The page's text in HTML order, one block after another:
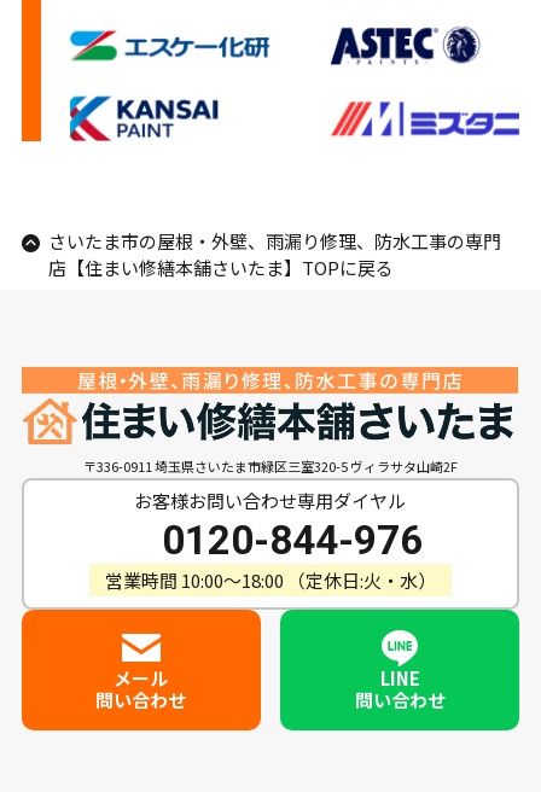
さいたま市の屋根・外壁、雨漏り修理、防水工事の専門
店【住まい修繕本舗さいたま】TOPに戻る
〒336-0911 埼玉県さいたま市緑区三室320-5 ヴィラサタ山崎2F
お客様お問い合わせ専用ダイヤル
0120-844-976
営業時間 10:00〜18:00 （定休日:火・水）
メール
問い合わせ
LINE
問い合わせ